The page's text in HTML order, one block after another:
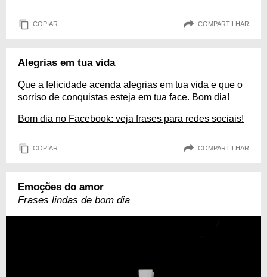
COPIAR COMPARTILHAR
Alegrias em tua vida
Que a felicidade acenda alegrias em tua vida e que o
sorriso de conquistas esteja em tua face. Bom dia!
Bom dia no Facebook: veja frases para redes sociais!
COPIAR COMPARTILHAR
Emoções do amor
Frases lindas de bom dia